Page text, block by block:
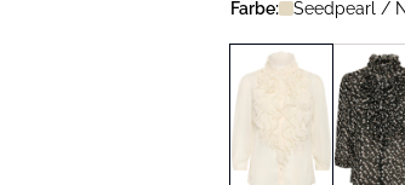
Farbe: Seedpearl /